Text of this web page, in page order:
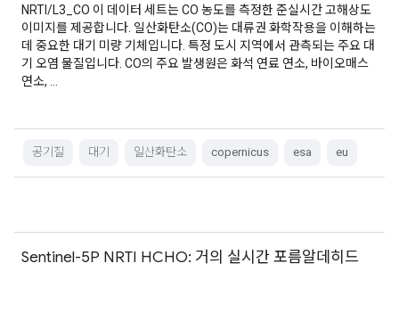
NRTI/L3_CO 이 데이터 세트는 CO 농도를 측정한 준실시간 고해상도
이미지를 제공합니다. 일산화탄소(CO)는 대류권 화학작용을 이해하는
데 중요한 대기 미량 기체입니다. 특정 도시 지역에서 관측되는 주요 대
기 오염 물질입니다. CO의 주요 발생원은 화석 연료 연소, 바이오매스
연소, …
공기질 대기 일산화탄소 copernicus esa eu
Sentinel-5P NRTI HCHO: 거의 실시간 포름알데히드